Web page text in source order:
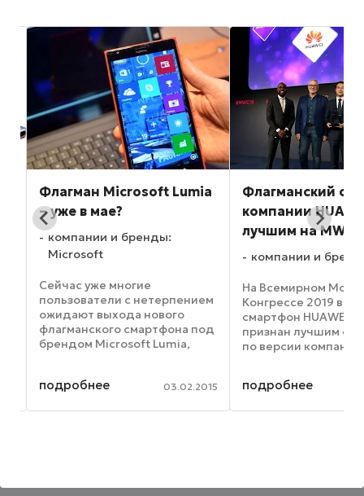
Флагман Microsoft Lumia
– уже в мае?
компании и бренды:
Microsoft
Сейчас уже многие
пользователи с нетерпением
ожидают выхода нового
флагманского смартфона под
брендом Microsoft Lumia,
компания, основанная Биллом
подробнее 03.02.2015
Флагманский
компании
лучшим на MWC
компании и
На Всемирном
Конгрессе 2019 в
смартфон HUAWEI
признан лучшим
по версии компании
высокую
подробнее